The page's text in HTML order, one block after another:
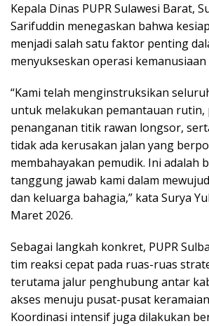
Kepala Dinas PUPR Sulawesi Barat,
Sarifuddin menegaskan bahwa
menjadi salah satu faktor penting
menyukseskan operasi
“Kami telah menginstruksikan
untuk melakukan pemantauan rutin,
penanganan titik rawan longsor,
tidak ada kerusakan jalan yang
membahayakan pemudik. Ini adalah
tanggung jawab kami dalam
dan keluarga bahagia,” kata Surya
Maret 2026.
Sebagai langkah konkret, PUPR
tim reaksi cepat pada ruas-ruas
terutama jalur penghubung antar
akses menuju pusat-pusat
Koordinasi intensif juga dilakukan